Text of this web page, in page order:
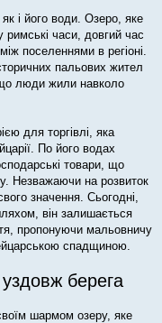
як і його води. Озеро, яке
часи, довгий час
поселеннями в регіоні.
пальових жител
люди жили навколо
для торгівлі, яка
По його водах
товари, що
Незважаючи на розвиток
значення. Сьогодні,
він залишається
пропонуючи мальовничу
спадщиною.
берега
шармом озеру, яке